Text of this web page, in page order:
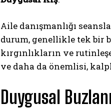
Aile danışmanlığı
durum, genellikle tek bir
kırgınlıkların ve
ve daha da önemlisi,
Duygusal